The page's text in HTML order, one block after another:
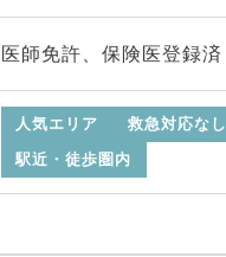
医師免許、保険医登録済
人気エリア
救急対応なし
駅近・徒歩圏内